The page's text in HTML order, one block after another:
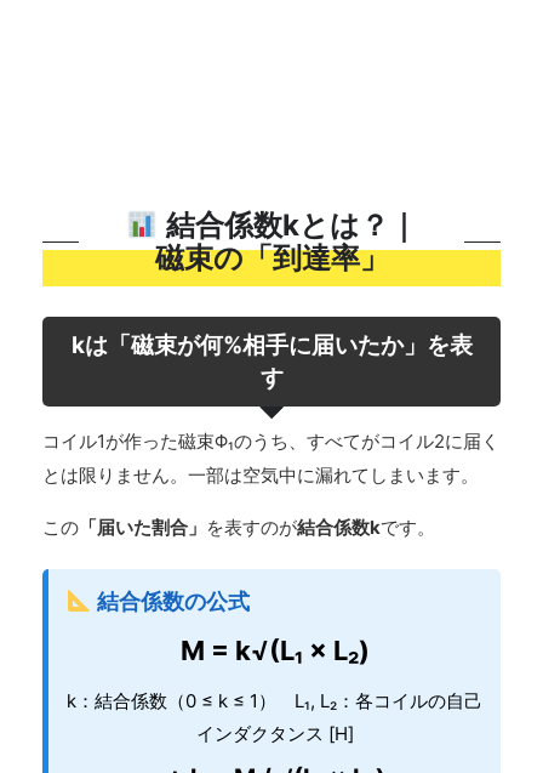
結合係数kとは？｜
磁束の「到達率」
kは「磁束が何%相手に届いたか」を表
す
コイル1が作った磁束Φ₁のうち、すべてがコイル2に届く
とは限りません。一部は空気中に漏れてしまいます。
この 「届いた割合」 を表すのが結合係数kです。
結合係数の公式
M = k√(L₁ × L₂)
k：結合係数（0 ≤ k ≤ 1） L₁, L₂：各コイルの自己
インダクタンス [H]